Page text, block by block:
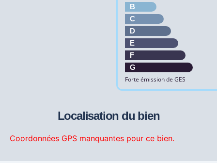
B
C
D
E
F
G
Forte émission de GES
Localisation du bien
Coordonnées GPS manquantes pour ce bien.